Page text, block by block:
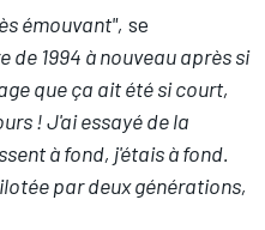
émouvant", se
de 1994 à nouveau après si
que ça ait été si court,
! J'ai essayé de la
à fond, j'étais à fond.
par deux générations,